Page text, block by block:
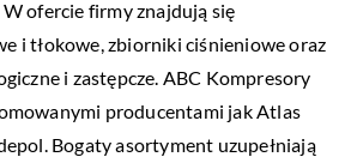
ofercie firmy znajdują się
i tłokowe, zbiorniki ciśnieniowe oraz
i zastępcze. ABC Kompresory
producentami jak Atlas
Bogaty asortyment uzupełniają